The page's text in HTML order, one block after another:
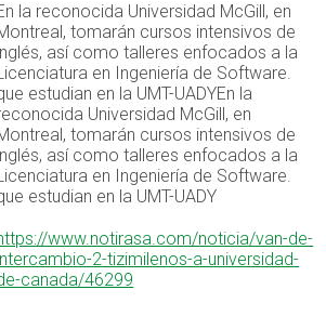
la reconocida Universidad McGill, en
tomarán cursos intensivos de
así como talleres enfocados a la
en Ingeniería de Software.
estudian en la UMT-UADYEn la
Universidad McGill, en
tomarán cursos intensivos de
así como talleres enfocados a la
en Ingeniería de Software.
estudian en la UMT-UADY
www.notirasa.com/noticia/van-de-
2-tizimilenos-a-universidad-
canada/46299